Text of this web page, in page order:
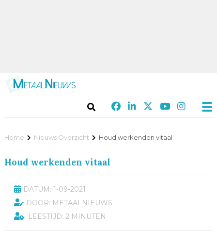
Home Nieuws Overzicht Houd werkenden vitaal
Houd werkenden vitaal
DATUM: 1-09-2021
DOOR: METAALNIEUWS
LEESTIJD: 2 MINUTEN